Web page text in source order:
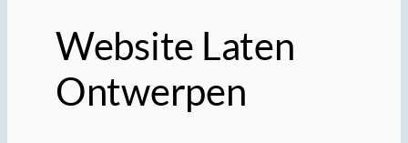
Website Laten
Ontwerpen